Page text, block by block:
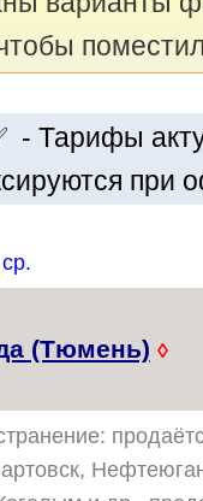
- Тарифы
при
(Тюмень) ◊